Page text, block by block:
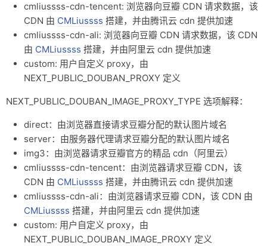
cmliussss-cdn-tencent: 浏览器向豆瓣 CDN 请求数据，该
CDN 由 CMLiussss 搭建，并由腾讯云 cdn 提供加速
cmliussss-cdn-ali: 浏览器向豆瓣 CDN 请求数据，该 CDN
由 CMLiussss 搭建，并由阿里云 cdn 提供加速
custom: 用户自定义 proxy，由
NEXT_PUBLIC_DOUBAN_PROXY 定义
NEXT_PUBLIC_DOUBAN_IMAGE_PROXY_TYPE 选项解释：
direct：由浏览器直接请求豆瓣分配的默认图片域名
server：由服务器代理请求豆瓣分配的默认图片域名
img3：由浏览器请求豆瓣官方的精品 cdn（阿里云）
cmliussss-cdn-tencent：由浏览器请求豆瓣 CDN，该
CDN 由 CMLiussss 搭建，并由腾讯云 cdn 提供加速
cmliussss-cdn-ali：由浏览器请求豆瓣 CDN，该 CDN 由
CMLiussss 搭建，并由阿里云 cdn 提供加速
custom: 用户自定义 proxy，由
NEXT_PUBLIC_DOUBAN_IMAGE_PROXY 定义